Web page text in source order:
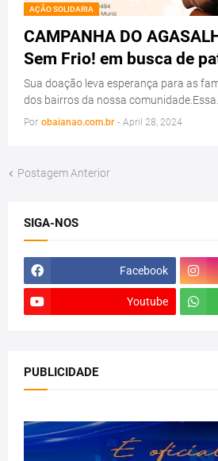
AÇÃO SOLIDARIA
CAMPANHA DO
Sem Frio! em busca de
Sua doação leva esperança para as
dos bairros da nossa comunidade.Essa…
Por obaianao.com.br - April 28, 2024
Postagem Anterior
SIGA-NOS
Facebook
Youtube
PUBLICIDADE